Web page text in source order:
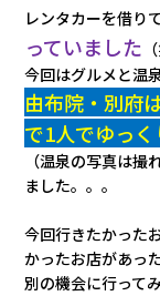
レンタカーを借り
っていました
今回はグルメと温
由布院・別府
で1人でゆっく
（温泉の写真は
ました。。。
今回行きたかった
かったお店があっ
別の機会に行って